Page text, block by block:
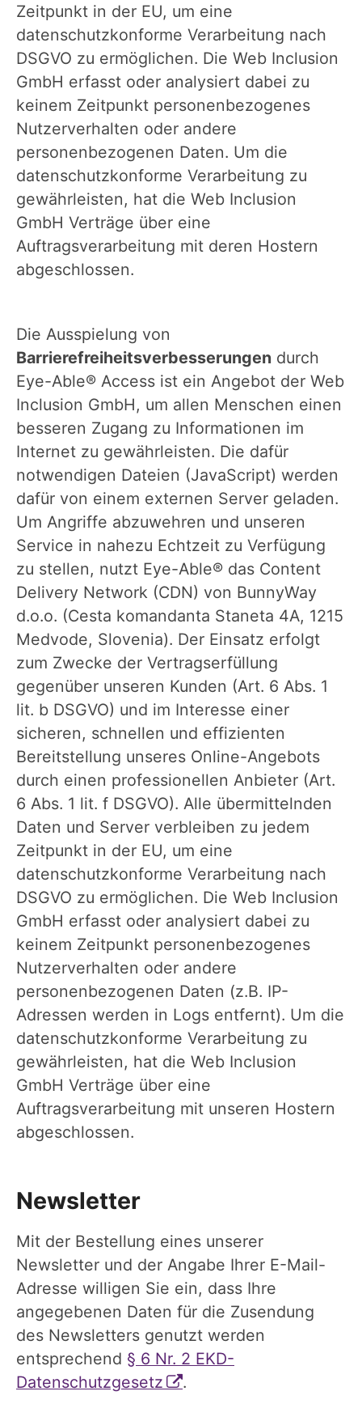
Zeitpunkt in der EU, um eine
datenschutzkonforme Verarbeitung nach
DSGVO zu ermöglichen. Die Web Inclusion
GmbH erfasst oder analysiert dabei zu
keinem Zeitpunkt personenbezogenes
Nutzerverhalten oder andere
personenbezogenen Daten. Um die
datenschutzkonforme Verarbeitung zu
gewährleisten, hat die Web Inclusion
GmbH Verträge über eine
Auftragsverarbeitung mit deren Hostern
abgeschlossen.
Die Ausspielung von
Barrierefreiheitsverbesserungen durch
Eye-Able® Access ist ein Angebot der Web
Inclusion GmbH, um allen Menschen einen
besseren Zugang zu Informationen im
Internet zu gewährleisten. Die dafür
notwendigen Dateien (JavaScript) werden
dafür von einem externen Server geladen.
Um Angriffe abzuwehren und unseren
Service in nahezu Echtzeit zu Verfügung
zu stellen, nutzt Eye-Able® das Content
Delivery Network (CDN) von BunnyWay
d.o.o. (Cesta komandanta Staneta 4A, 1215
Medvode, Slovenia). Der Einsatz erfolgt
zum Zwecke der Vertragserfüllung
gegenüber unseren Kunden (Art. 6 Abs. 1
lit. b DSGVO) und im Interesse einer
sicheren, schnellen und effizienten
Bereitstellung unseres Online-Angebots
durch einen professionellen Anbieter (Art.
6 Abs. 1 lit. f DSGVO). Alle übermittelnden
Daten und Server verbleiben zu jedem
Zeitpunkt in der EU, um eine
datenschutzkonforme Verarbeitung nach
DSGVO zu ermöglichen. Die Web Inclusion
GmbH erfasst oder analysiert dabei zu
keinem Zeitpunkt personenbezogenes
Nutzerverhalten oder andere
personenbezogenen Daten (z.B. IP-
Adressen werden in Logs entfernt). Um die
datenschutzkonforme Verarbeitung zu
gewährleisten, hat die Web Inclusion
GmbH Verträge über eine
Auftragsverarbeitung mit unseren Hostern
abgeschlossen.
Newsletter
Mit der Bestellung eines unserer
Newsletter und der Angabe Ihrer E-Mail-
Adresse willigen Sie ein, dass Ihre
angegebenen Daten für die Zusendung
des Newsletters genutzt werden
entsprechend § 6 Nr. 2 EKD-
Datenschutzgesetz
.